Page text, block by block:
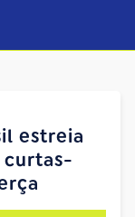
estreia